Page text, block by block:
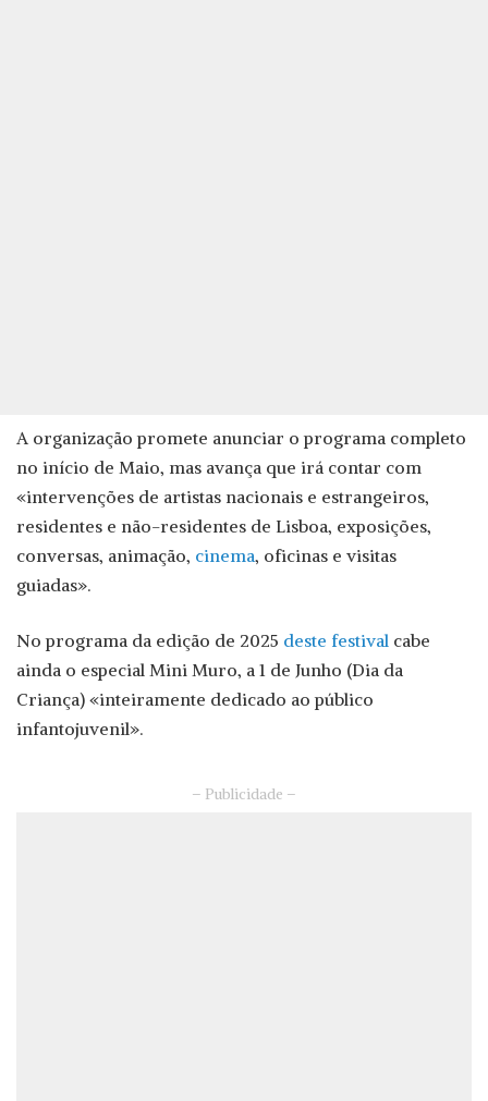
A organização promete anunciar o programa completo
no início de Maio, mas avança que irá contar com
«intervenções de artistas nacionais e estrangeiros,
residentes e não-residentes de Lisboa, exposições,
conversas, animação, cinema, oficinas e visitas
guiadas».
No programa da edição de 2025 deste festival cabe
ainda o especial Mini Muro, a 1 de Junho (Dia da
Criança) «inteiramente dedicado ao público
infantojuvenil».
– Publicidade –